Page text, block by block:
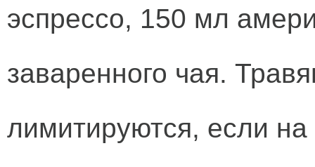
эспрессо, 150 мл
заваренного чая.
лимитируются, если